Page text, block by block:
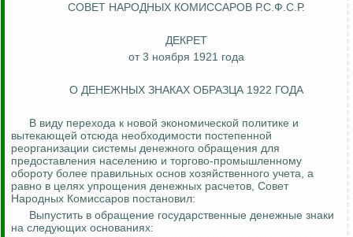
СОВЕТ НАРОДНЫХ КОМИССАРОВ Р.С.Ф.С.Р.
ДЕКРЕТ
от 3 ноября 1921 года
О ДЕНЕЖНЫХ ЗНАКАХ ОБРАЗЦА 1922 ГОДА
В виду перехода к новой экономической политике и
вытекающей отсюда необходимости постепенной
реорганизации системы денежного обращения для
предоставления населению и торгово-промышленному
обороту более правильных основ хозяйственного учета, а
равно в целях упрощения денежных расчетов, Совет
Народных Комиссаров постановил:
Выпустить в обращение государственные денежные знаки
на следующих основаниях: